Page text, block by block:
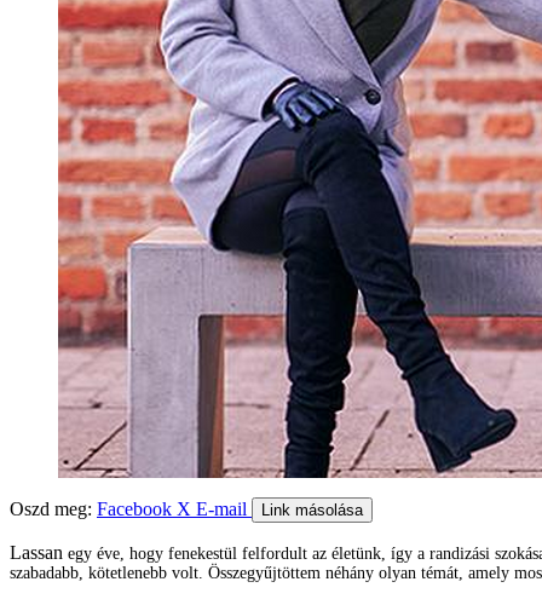
Oszd meg: Facebook X E-mail Link másolása
Lassan egy éve, hogy fenekestül felfordult az életünk, így a randizási
szabadabb, kötetlenebb volt. Összegyűjtöttem néhány olyan témát, amely